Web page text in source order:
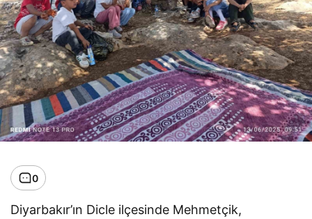
0
Diyarbakır’ın Dicle ilçesinde Mehmetçik,